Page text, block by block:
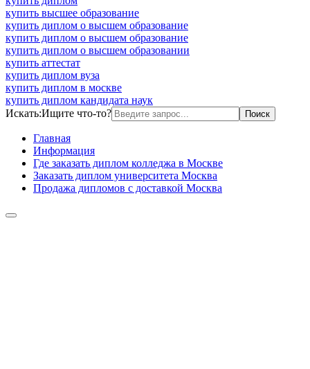
купить высшее образование
купить диплом о высшем образование
купить диплом о высшем образование
купить диплом о высшем образовании
купить аттестат
купить диплом вуза
купить диплом в москве
купить диплом кандидата наук
Искать:Ищите что-то?
Главная
Информация
Где заказать диплом колледжа в Москве
Заказать диплом университета Москва
Продажа дипломов с доставкой Москва